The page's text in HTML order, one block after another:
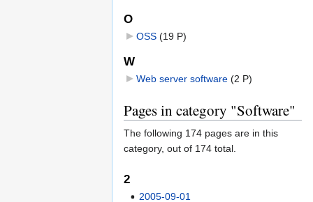
O
OSS‎ (19 P)
W
Web server software‎ (2 P)
Pages in category "Software"
The following 174 pages are in this
category, out of 174 total.
2
2005-09-01